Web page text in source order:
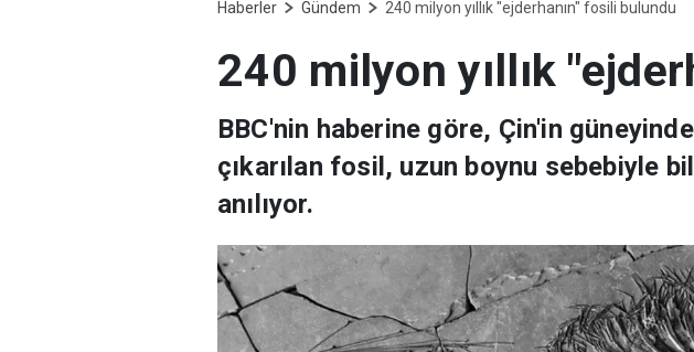
Haberler Gündem 240 milyon yıllık "ejderhanın" fosili bulundu
240 milyon yıllık
BBC'nin haberine göre, Çin'in
çıkarılan fosil, uzun boynu sebebiyle
anılıyor.